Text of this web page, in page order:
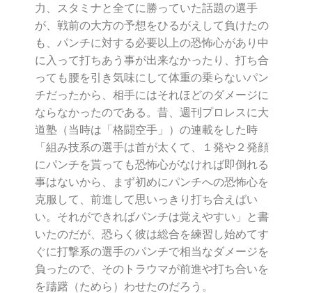
力、スタミナと全てに勝っていた話題の選手
が、戦前の大方の予想をひるがえして負けたの
も、パンチに対する必要以上の恐怖心があり中
に入って打ちあう事が出来なかったり、打ち合
っても腰を引き気味にして体重の乗らないパン
チだったから、相手にはそれほどのダメージに
ならなかったのである。昔、週刊プロレスに大
道塾（当時は「格闘空手」）の連載をした時
「組み技系の選手は首が太くて、１発や２発顔
にパンチを貰っても恐怖心がなければ即倒れる
事はないから、まず初めにパンチへの恐怖心を
克服して、前進して思いっきり打ち合えばい
い。それができればパンチは覚えやすい」と書
いたのだが、恐らく彼は総合を練習し始めてす
ぐに打撃系の選手のパンチで相当なダメージを
負ったので、そのトラウマが前進や打ち合いを
を躊躇（ためら）わせたのだろう。